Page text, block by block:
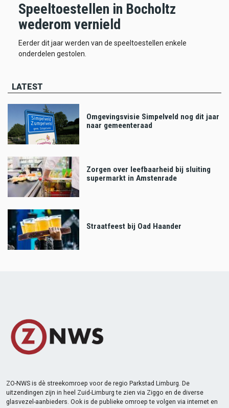
Speeltoestellen in Bocholtz
wederom vernield
Eerder dit jaar werden van de speeltoestellen enkele
onderdelen gestolen.
LATEST
Omgevingsvisie Simpelveld nog dit jaar
naar gemeenteraad
Zorgen over leefbaarheid bij sluiting
supermarkt in Amstenrade
Straatfeest bij Oad Haander
ZO-NWS is dè streekomroep voor de regio Parkstad Limburg. De
uitzendingen zijn in heel Zuid-Limburg te zien via Ziggo en de diverse
glasvezel-aanbieders. Ook is de publieke omroep te volgen via internet en